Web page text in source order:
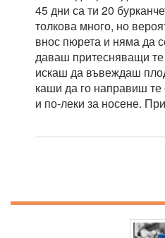
45 дни са ти 20
толкова много, но
внос пюрета и няма да
даваш притесняващи
искаш да въвеждаш
каши да го направиш те
и по-леки за носене.